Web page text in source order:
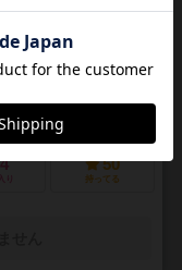
遺志」を集めろ
ドボーンのカードゲ
風土病「獣の病」がは
...
り
50
持ってる